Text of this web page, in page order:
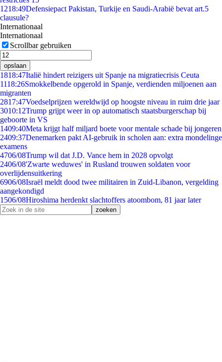
1218:49Defensiepact Pakistan, Turkije en Saudi-Arabië bevat art.5
clausule?
Internationaal
Internationaal
Scrollbar gebruiken
opslaan
1818:47Italië hindert reizigers uit Spanje na migratiecrisis Ceuta
1118:26Smokkelbende opgerold in Spanje, verdienden miljoenen aan
migranten
2817:47Voedselprijzen wereldwijd op hoogste niveau in ruim drie jaar
3010:12Trump grijpt weer in op automatisch staatsburgerschap bij
geboorte in VS
1409:40Meta krijgt half miljard boete voor mentale schade bij jongeren
2409:37Denemarken pakt AI-gebruik in scholen aan: extra mondelinge
examens
4706/08Trump wil dat J.D. Vance hem in 2028 opvolgt
2406/08'Zwarte weduwes' in Rusland trouwen soldaten voor
overlijdensuitkering
6906/08Israël meldt dood twee militairen in Zuid-Libanon, vergelding
aangekondigd
1506/08Hiroshima herdenkt slachtoffers atoombom, 81 jaar later